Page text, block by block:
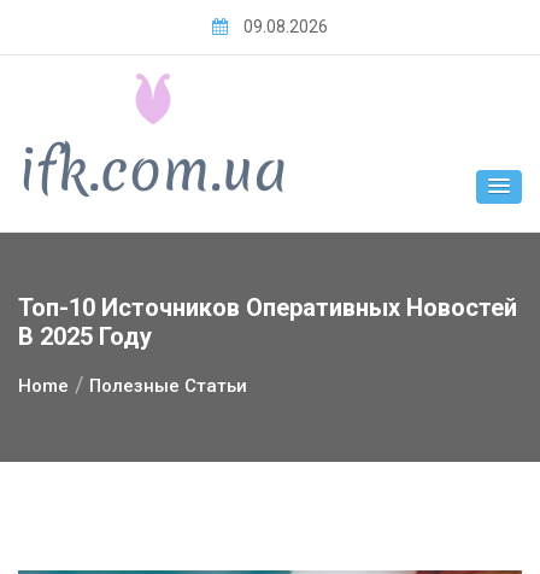
09.08.2026
Топ-10 Источников Оперативных Новостей
В 2025 Году
Home Полезные Статьи